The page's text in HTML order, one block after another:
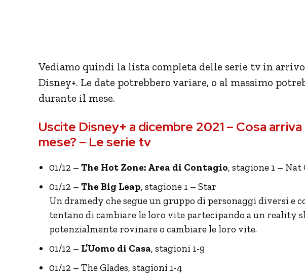
Vediamo quindi la lista completa delle serie tv in arrivo
Disney+. Le date potrebbero variare, o al massimo
durante il mese.
Uscite Disney+ a dicembre 2021 – Cosa
mese? – Le serie tv
01/12 – The Hot Zone: Area di Contagio, stagione 1 – Nat
01/12 – The Big Leap, stagione 1 – Star
Un dramedy che segue un gruppo di personaggi diversi e
tentano di cambiare le loro vite partecipando a un reality
potenzialmente rovinare o cambiare le loro vite.
01/12 – L’Uomo di Casa, stagioni 1-9
01/12 – The Glades, stagioni 1-4